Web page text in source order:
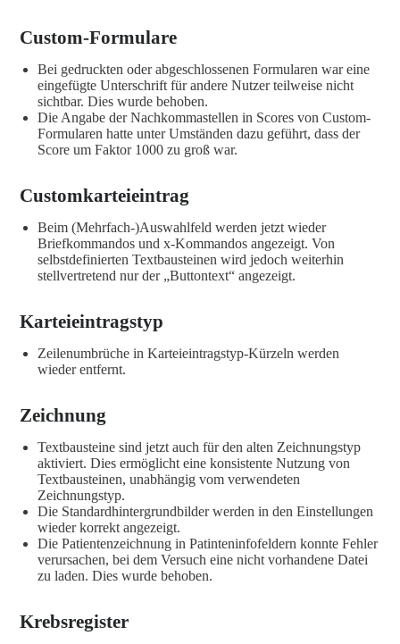
Custom-Formulare
Bei gedruckten oder abgeschlossenen Formularen war eine
eingefügte Unterschrift für andere Nutzer teilweise nicht
sichtbar. Dies wurde behoben.
Die Angabe der Nachkommastellen in Scores von Custom-
Formularen hatte unter Umständen dazu geführt, dass der
Score um Faktor 1000 zu groß war.
Customkarteieintrag
Beim (Mehrfach-)Auswahlfeld werden jetzt wieder
Briefkommandos und x-Kommandos angezeigt. Von
selbstdefinierten Textbausteinen wird jedoch weiterhin
stellvertretend nur der „Buttontext“ angezeigt.
Karteieintragstyp
Zeilenumbrüche in Karteieintragstyp-Kürzeln werden
wieder entfernt.
Zeichnung
Textbausteine sind jetzt auch für den alten Zeichnungstyp
aktiviert. Dies ermöglicht eine konsistente Nutzung von
Textbausteinen, unabhängig vom verwendeten
Zeichnungstyp.
Die Standardhintergrundbilder werden in den Einstellungen
wieder korrekt angezeigt.
Die Patientenzeichnung in Patinteninfofeldern konnte Fehler
verursachen, bei dem Versuch eine nicht vorhandene Datei
zu laden. Dies wurde behoben.
Krebsregister